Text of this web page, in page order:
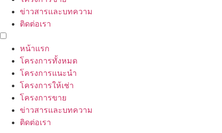
ข่าวสารและบทความ
ติดต่อเรา
หน้าแรก
โครงการทั้งหมด
โครงการแนะนำ
โครงการให้เช่า
โครงการขาย
ข่าวสารและบทความ
ติดต่อเรา